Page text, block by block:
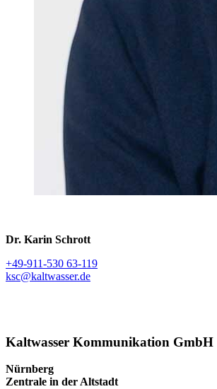
Dr. Karin Schrott
+49-911-530 63-119
ksc@kaltwasser.de
Kaltwasser Kommunikation GmbH
Nürnberg
Zentrale in der Altstadt